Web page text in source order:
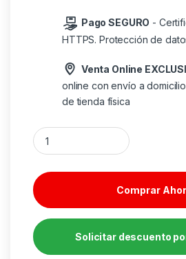
Pago SEGURO -
HTTPS. Protección de
Venta Online
online con envío a
de tienda física
SALICRU SPS 900 ONE IEC
Comprar
Solicitar descuento